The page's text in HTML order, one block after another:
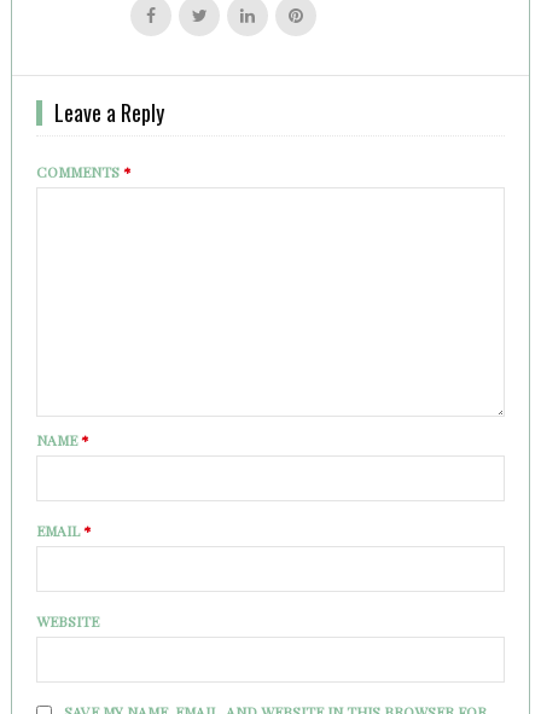
Follow
us
Follow
us
Follow
us
Follow
us
Leave a Reply
COMMENTS*
NAME*
EMAIL*
WEBSITE